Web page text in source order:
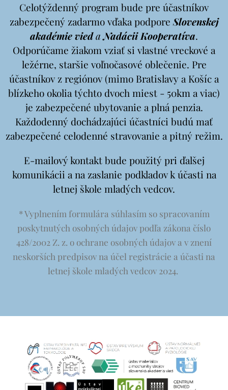
Celotýždenný program bude pre účastníkov
zabezpečený zadarmo vďaka podporeSlovenskej
akadémie viedaNadácii Kooperatíva.
Odporúčame žiakom vziať si vlastné vreckové a
ležérne, staršie voľnočasové oblečenie. Pre
účastníkov z regiónov (mimo Bratislavy a Košíc a
blízkeho okolia týchto dvoch miest - 50km a viac)
je zabezpečené ubytovanie a plná penzia.
Každodenný dochádzajúci účastníci budú mať
zabezpečené celodenné stravovanie a pitný režim.
E-mailový kontakt bude použitý pri ďalšej
komunikácii a na zaslanie podkladov k účasti na
letnej škole mladých vedcov.
* Vyplnením formulára súhlasím so spracovaním
poskytnutých osobných údajov podľa zákona číslo
428/2002 Z. z. o ochrane osobných údajov a v znení
neskorších predpisov na účel registrácie a účasti na
letnej škole mladých vedcov 2024.